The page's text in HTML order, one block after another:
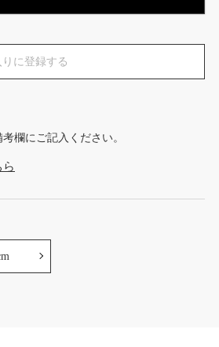
りに登録する
欄にご記入ください。